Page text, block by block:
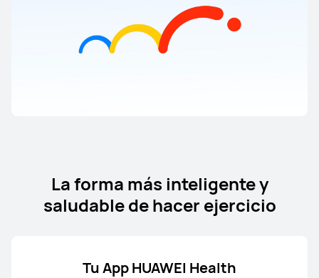
La forma más inteligente y
saludable de hacer ejercicio
Tu App HUAWEI Health